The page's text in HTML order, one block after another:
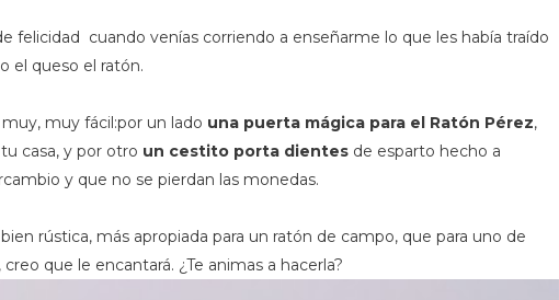
felicidad cuando venías corriendo a enseñarme lo que les había traído
el queso el ratón.
muy fácil:por un lado una puerta mágica para el Ratón Pérez,
casa, y por otro un cestito porta dientes de esparto hecho a
y que no se pierdan las monedas.
rústica, más apropiada para un ratón de campo, que para uno de
que le encantará. ¿Te animas a hacerla?